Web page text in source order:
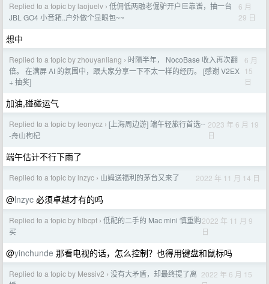
Replied to a topic by laojuelv › 低佣低两融老倔驴开户巨靠谱，抽一台
JBL GO4 小音箱..户外做个显眼包~~
6 月
29 日
想中
Replied to a topic by zhouyanliang › 时隔半年， NocoBase 收入再次翻
倍。 在满屏 AI 的氛围中，跟大家分享一下不太一样的经历。 [感谢 V2EX
+ 抽奖]
6 月
15
日
加油,碰碰运气
Replied to a topic by leonycz › [上海周边游] 端午轻旅行首选--
-舟山枸杞
2023 年 6 月 19
日
端午估计不行下雨了
Replied to a topic by lnzyc › 山姆送福利的茅台又来了 2022 年 11 月 14 日
@lnzyc 必须卓越才有的吗
Replied to a topic by hlbcpt › 低配的二手的 Mac mini 慎重购
买
2022 年 11 月 9
日
@yinchunde 那看电视的话，怎么控制？也得用键盘和鼠标吗
Replied to a topic by Messiv2 › 没有大矛盾，却最终提了离 2022 年 6 月 15